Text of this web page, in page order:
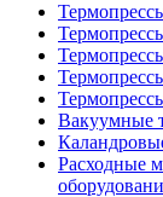
Вакуумные
Расходные